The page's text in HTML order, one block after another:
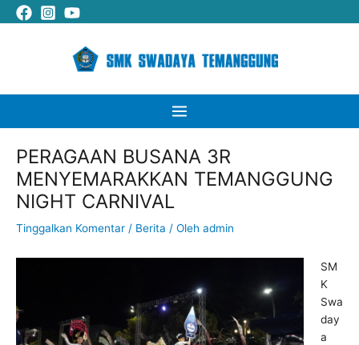
Lewati
ke
PERAGAAN BUSANA 3R
MENYEMARAKKAN TEMANGGUNG
NIGHT CARNIVAL
Tinggalkan Komentar / Berita / Oleh admin
SM
K
Swa
day
a
Cari